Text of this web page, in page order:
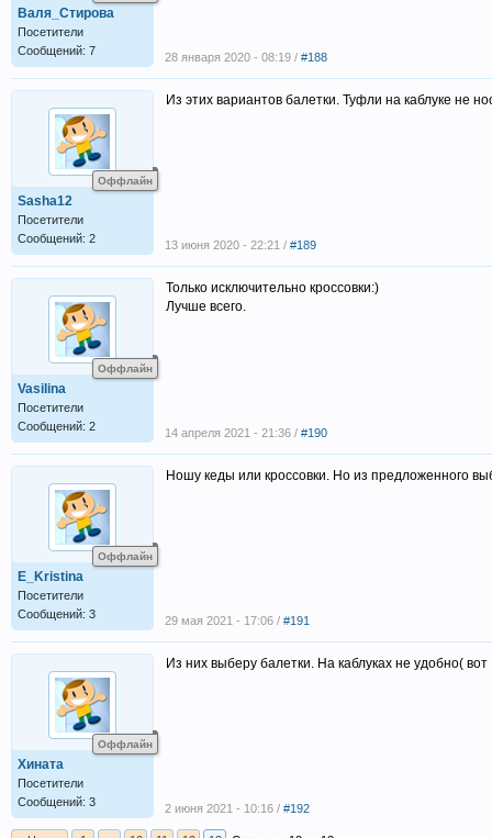
Валя_Стирова
Посетители
Сообщений: 7
28 января 2020 - 08:19 / #188
Оффлайн
Sasha12
Посетители
Сообщений: 2
Из этих вариантов балетки. Туфли на каблуке не
13 июня 2020 - 22:21 / #189
Оффлайн
Vasilina
Посетители
Сообщений: 2
Только исключительно кроссовки:)
Лучше всего.
14 апреля 2021 - 21:36 / #190
Оффлайн
E_Kristina
Посетители
Сообщений: 3
Ношу кеды или кроссовки. Но из предложенного
29 мая 2021 - 17:06 / #191
Оффлайн
Хината
Посетители
Сообщений: 3
Из них выберу балетки. На каблуках не удобно( вот
2 июня 2021 - 10:16 / #192